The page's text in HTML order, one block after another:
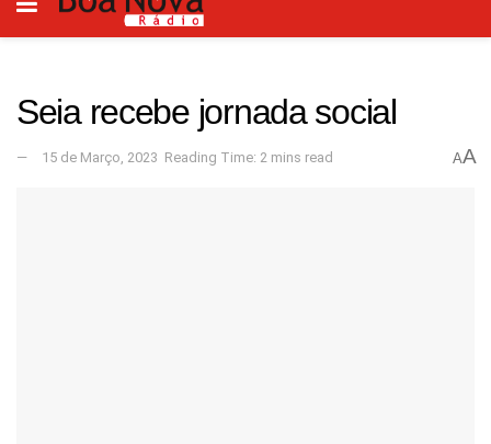
Seia recebe jornada social
15 de Março, 2023 Reading Time: 2 mins read AA